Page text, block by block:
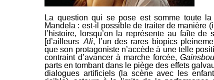
La question qui se pose est somme toute
Mandela : est-il possible de traiter de manière
l’histoire, lorsqu’on la représente au faîte
[d’ailleurs Ali, l’un des rares biopics
que son protagoniste n’accède à une telle
contraint d’avancer à marche forcée,
parts en tombant dans le piège des effets
dialogues artificiels (la scène avec les